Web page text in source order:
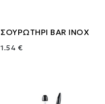
ΣΟΥΡΩΤΗΡΙ BAR INOX
1.54 €